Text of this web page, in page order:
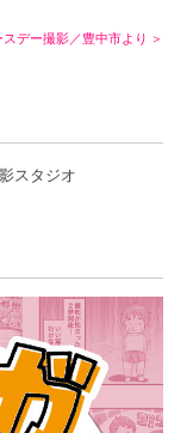
デー撮影／豊中市より ＞
スタジオ